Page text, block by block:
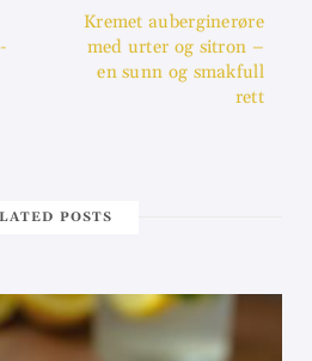
Kremet auberginerøre
med urter og sitron –
en sunn og smakfull
rett
POSTS